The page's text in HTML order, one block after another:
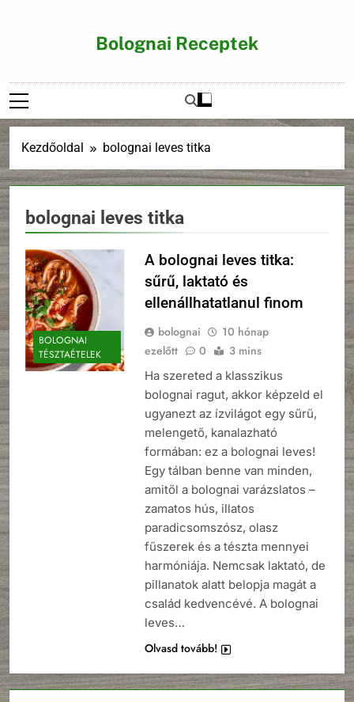
Bolognai Receptek
Kezdőoldal bolognai leves titka
bolognai leves titka
BOLOGNAI
TÉSZTAÉTELEK
A bolognai leves titka:
sűrű, laktató és
ellenállhatatlanul finom
bolognai
10 hónap
ezelőtt
0 3 mins
Ha szereted a klasszikus
bolognai ragut, akkor képzeld el
ugyanezt az ízvilágot egy sűrű,
melengető, kanalazható
formában: ez a bolognai leves!
Egy tálban benne van minden,
amitől a bolognai varázslatos –
zamatos hús, illatos
paradicsomszósz, olasz
fűszerek és a tészta mennyei
harmóniája. Nemcsak laktató, de
pillanatok alatt belopja magát a
család kedvencévé. A bolognai
leves…
Olvasd tovább!